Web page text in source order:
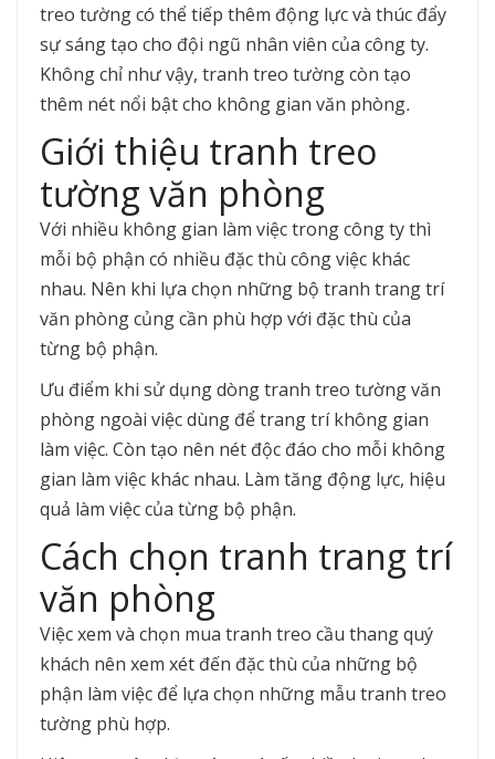
treo tường có thể tiếp thêm động lực và thúc đẩy
sự sáng tạo cho đội ngũ nhân viên của công ty.
Không chỉ như vậy, tranh treo tường còn tạo
thêm nét nổi bật cho không gian văn phòng.
Giới thiệu tranh treo
tường văn phòng
Với nhiều không gian làm việc trong công ty thì
mỗi bộ phận có nhiều đặc thù công việc khác
nhau. Nên khi lựa chọn những bộ tranh trang trí
văn phòng củng cần phù hợp với đặc thù của
từng bộ phận.
Ưu điểm khi sử dụng dòng tranh treo tường văn
phòng ngoài việc dùng để trang trí không gian
làm việc. Còn tạo nên nét độc đáo cho mỗi không
gian làm việc khác nhau. Làm tăng động lực, hiệu
quả làm việc của từng bộ phận.
Cách chọn tranh trang trí
văn phòng
Việc xem và chọn mua tranh treo cầu thang quý
khách nên xem xét đến đặc thù của những bộ
phận làm việc để lựa chọn những mẫu tranh treo
tường phù hợp.